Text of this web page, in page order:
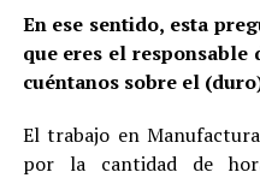
En ese sentido, esta
que eres el responsable
cuéntanos sobre el
El trabajo en
por la cantidad de